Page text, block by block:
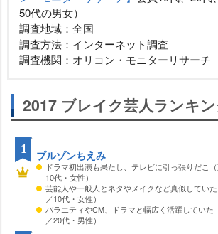
50代の男女）
調査地域：全国
調査方法：インターネット調査
調査機関：オリコン・モニターリサーチ
2017 ブレイク芸人ランキ
ブルゾンちえみ
ドラマ初出演も果たし、テレビに引っ張りだこ
10代・女性）
芸能人や一般人とネタやメイクなど真似してい
／10代・女性）
バラエティやCM、ドラマと幅広く活躍していた
／20代・男性）
1